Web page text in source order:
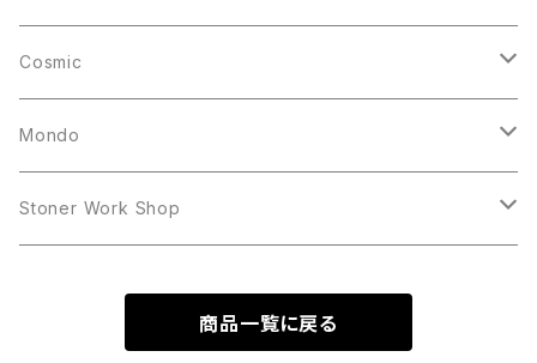
10inch
12inch
LP
12inch
Cosmic
12inch
LP
Mondo
LP
Stoner Work Shop
商品一覧に戻る